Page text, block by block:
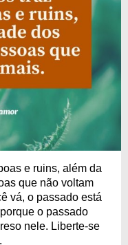
e ruins, além da
que não voltam
vá, o passado está
o passado
nele. Liberte-se